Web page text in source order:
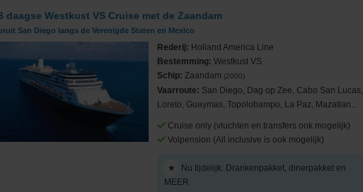
daagse Westkust VS Cruise met de Zaandam
San Diego langs de Verenigde Staten en Mexico
Rederij: Holland America Line
Bestemming:Westkust VS
Schip:Zaandam (2000)
Vaarroute: San Diego, Dag op Zee, Cabo San Lucas,
Loreto, Guaymas, Topolobampo, La Paz, Mazatlan...
Cruise only (vluchten en transfers ook mogelijk)
Volpension (All inclusive is ook mogelijk)
★
Nu tijdelijk: Drankenpakket, dinerpakket en
MEER